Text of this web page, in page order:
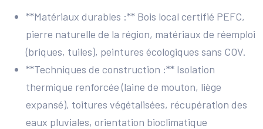
**Matériaux durables :** Bois local certifié PEFC,
pierre naturelle de la région, matériaux de réemploi
(briques, tuiles), peintures écologiques sans COV.
**Techniques de construction :** Isolation
thermique renforcée (laine de mouton, liège
expansé), toitures végétalisées, récupération des
eaux pluviales, orientation bioclimatique